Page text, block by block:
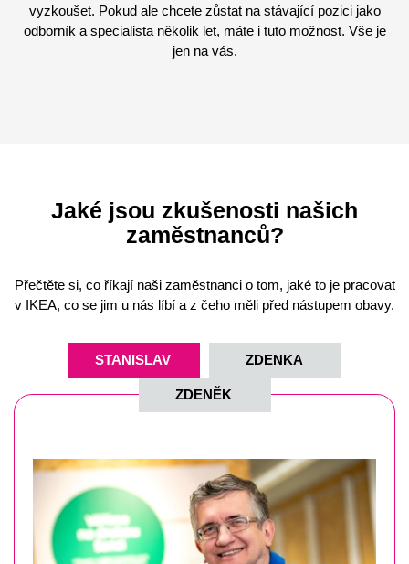
vyzkoušet. Pokud ale chcete zůstat na stávající pozici jako
odborník a specialista několik let, máte i tuto možnost. Vše je
jen na vás.
Jaké jsou zkušenosti našich
zaměstnanců?
Přečtěte si, co říkají naši zaměstnanci o tom, jaké to je pracovat
v IKEA, co se jim u nás líbí a z čeho měli před nástupem obavy.
STANISLAV ZDENKA
ZDENĚK